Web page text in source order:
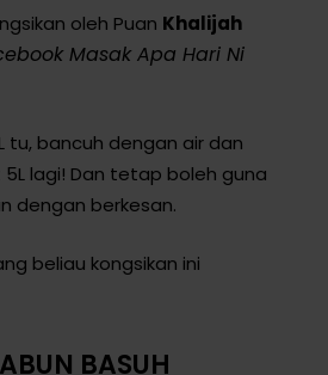
oleh Puan Khalijah
Masak Apa Hari Ni
tu, bancuh dengan air dan
lagi! Dan tetap boleh guna
dengan berkesan.
beliau kongsikan ini
BASUH